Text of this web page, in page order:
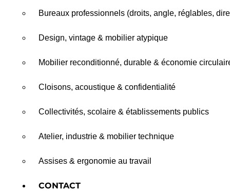
Bureaux professionnels (droits, angle, réglables,
Design, vintage & mobilier atypique
Mobilier reconditionné, durable & économie
Cloisons, acoustique & confidentialité
Collectivités, scolaire & établissements publics
Atelier, industrie & mobilier technique
Assises & ergonomie au travail
CONTACT